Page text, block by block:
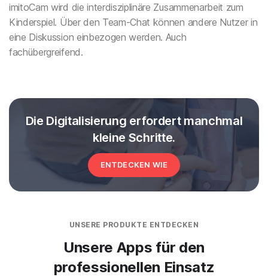
imitoCam wird die interdisziplinäre Zusammenarbeit zum
Kinderspiel. Über den Team-Chat können andere Nutzer in
eine Diskussion einbezogen werden. Auch
fachübergreifend.
Die Digitalisierung erfordert manchmal
kleine Schritte.
ENTDECKEN WIE
UNSERE PRODUKTE ENTDECKEN
Unsere Apps für den
professionellen Einsatz